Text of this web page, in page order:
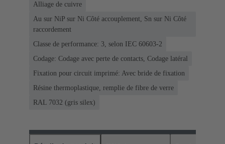
Alliage de cuivre
Au sur NiP sur Ni Côté accouplement, Sn sur Ni Côté
raccordement
Classe de performance: 3, selon IEC 60603-2
Codage: Codage avec perte de contacts, Codage latéral
Fixation pour circuit imprimé: Avec bride de fixation
Résine thermoplastique, remplie de fibre de verre
RAL 7032 (gris silex)